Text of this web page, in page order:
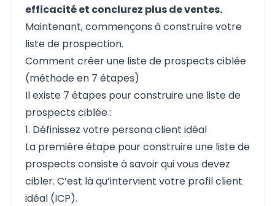
efficacité et conclurez plus de ventes.
Maintenant, commençons à construire votre
liste de prospection.
Comment créer une liste de prospects ciblée
(méthode en 7 étapes)
Il existe 7 étapes pour construire une liste de
prospects ciblée :
1. Définissez votre persona client idéal
La première étape pour construire une liste de
prospects consiste à savoir qui vous devez
cibler. C’est là qu’intervient votre profil client
idéal (ICP).